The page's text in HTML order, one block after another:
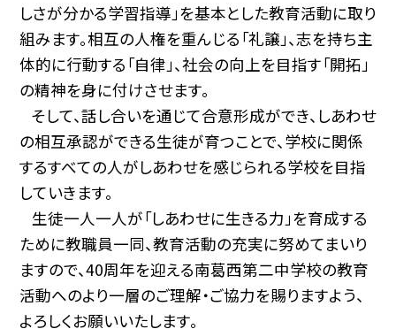
しさが分かる学習指導」を基本とした教育活動に取り
組みます。相互の人権を重んじる「礼譲」、志を持ち主
体的に行動する「自律」、社会の向上を目指す「開拓」
の精神を身に付けさせます。
そして、話し合いを通じて合意形成ができ、しあわせ
の相互承認ができる生徒が育つことで、学校に関係
するすべての人がしあわせを感じられる学校を目指
していきます。
生徒一人一人が「しあわせに生きる力」を育成する
ために教職員一同、教育活動の充実に努めてまいり
ますので、40周年を迎える南葛西第二中学校の教育
活動へのより一層のご理解・ご協力を賜りますよう、
よろしくお願いいたします。